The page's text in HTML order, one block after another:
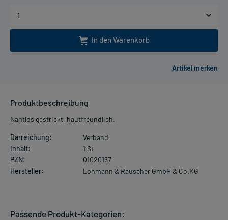
In den Warenkorb
Produktbeschreibung
Nahtlos gestrickt, hautfreundlich.
Darreichung:
Verband
Inhalt:
1 St
PZN:
01020157
Hersteller:
Lohmann & Rauscher GmbH & Co.KG
Passende Produkt-Kategorien: